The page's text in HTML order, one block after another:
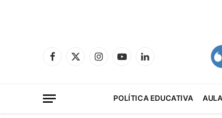
Facebook
X
InstagramYouTubeLinkedIn
POLÍTICA EDUCATIVA AULA